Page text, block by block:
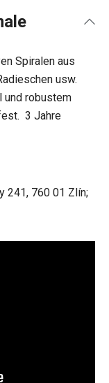
Spiralen aus
usw.
robustem
3 Jahre
241, 760 01 Zlín;